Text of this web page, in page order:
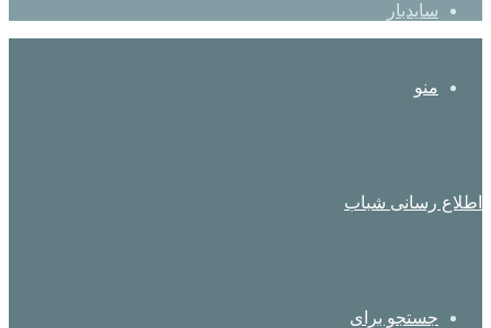
سایدبار
منو
اطلاع رسانی شباب
جستجو برای